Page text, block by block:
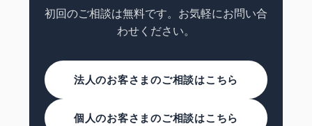
初回のご相談は無料です。お気軽にお問い合
わせください。
法人のお客さまのご相談はこちら
個人のお客さまのご相談はこちら